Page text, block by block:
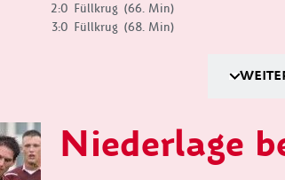
2:0 Füllkrug (66. Min)
3:0 Füllkrug (68. Min)
Niederlage